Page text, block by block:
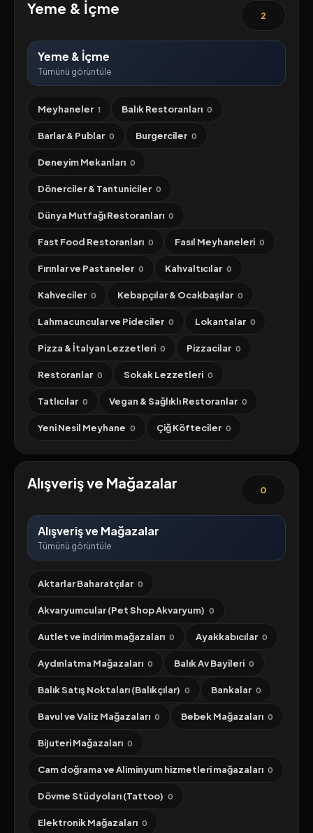
Yeme & İçme 2
Yeme & İçme
Tümünü görüntüle
Meyhaneler 1 Balık Restoranları 0
Barlar & Publar 0 Burgerciler 0
Deneyim Mekanları 0
Dönerciler & Tantuniciler 0
Dünya Mutfağı Restoranları 0
Fast Food Restoranları 0 Fasıl Meyhaneleri 0
Fırınlar ve Pastaneler 0 Kahvaltıcılar 0
Kahveciler 0 Kebapçılar & Ocakbaşılar 0
Lahmacuncular ve Pideciler 0 Lokantalar 0
Pizza & İtalyan Lezzetleri 0 Pizzacilar 0
Restoranlar 0 Sokak Lezzetleri 0
Tatlıcılar 0 Vegan & Sağlıklı Restoranlar 0
Yeni Nesil Meyhane 0 Çiğ Köfteciler 0
Alışveriş ve Mağazalar 0
Alışveriş ve Mağazalar
Tümünü görüntüle
Aktarlar Baharatçılar 0
Akvaryumcular (Pet Shop Akvaryum) 0
Autlet ve indirim mağazaları 0 Ayakkabıcılar 0
Aydınlatma Mağazaları 0 Balık Av Bayileri 0
Balık Satış Noktaları (Balıkçılar) 0 Bankalar 0
Bavul ve Valiz Mağazaları 0 Bebek Mağazaları 0
Bijuteri Mağazaları 0
Cam doğrama ve Aliminyum hizmetleri mağazaları 0
Dövme Stüdyoları (Tattoo) 0
Elektronik Mağazaları 0